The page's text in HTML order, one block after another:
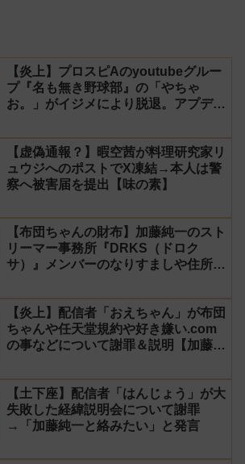
【炎上】プロスピAのyoutubeグルー
プ『名も無き野球部』の「やちゃ
お。」がイジメにより脱退。アプデの
VIPが事実無根だと否定
【虚偽通報？】暇空茜が料理研究家リ
ュウジへのポストでX凍結→本人は警
察へ被害届を提出【味の素】
【布団ちゃんの財布】加藤純一のスト
リーマー事務所『DRKS（ドロク
サ）』メンバーのなりすましや住所特
【炎上】配信者「おえちゃん」が布団
ちゃんや任天堂規約や好き嫌い.com
の事などについて謝罪＆説明【加藤純
【土下座】配信者「はんじょう」が大
失敗した経緯説明会について謝罪
→「加藤純一と絡みたい」と発言